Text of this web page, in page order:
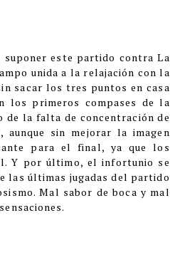
suponer este partido contra La
unida a la relajación con la
sacar los tres puntos en casa
los primeros compases de la
de la falta de concentración de
sin mejorar la imagen
para el final, ya que los
Y por último, el infortunio se
las últimas jugadas del partido
Mal sabor de boca y mal